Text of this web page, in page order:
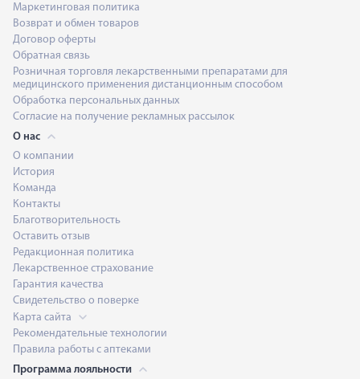
Маркетинговая политика
Возврат и обмен товаров
Договор оферты
Обратная связь
Розничная торговля лекарственными препаратами для
медицинского применения дистанционным способом
Обработка персональных данных
Согласие на получение рекламных рассылок
О нас
О компании
История
Команда
Контакты
Благотворительность
Оставить отзыв
Редакционная политика
Лекарственное страхование
Гарантия качества
Свидетельство о поверке
Карта сайта
Рекомендательные технологии
Правила работы с аптеками
Программа лояльности